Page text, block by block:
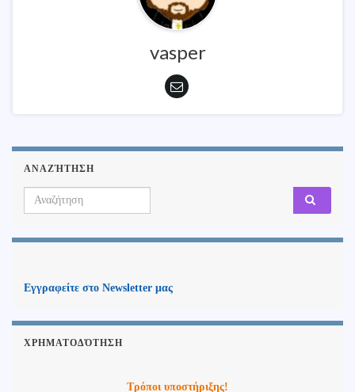
vasper
ΑΝΑΖΉΤΗΣΗ
Search for:
Εγγραφείτε στο Newsletter μας
ΧΡΗΜΑΤΟΔΌΤΗΣΗ
Τρόποι υποστήριξης!